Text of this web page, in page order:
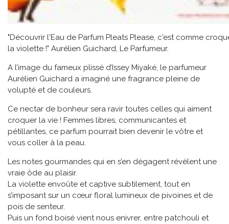
"Découvrir l'Eau de Parfum Pleats Please, c'est comme
la violette !" Aurélien Guichard, Le Parfumeur.
A l’image du fameux plissé d’Issey Miyaké, le parfumeur
Aurélien Guichard a imaginé une fragrance pleine de
volupté et de couleurs.
Ce nectar de bonheur sera ravir toutes celles qui aiment
croquer la vie ! Femmes libres, communicantes et
pétillantes, ce parfum pourrait bien devenir le vôtre et
vous coller à la peau.
Les notes gourmandes qui en s’en dégagent révèlent une
vraie ôde au plaisir.
La violette envoûte et captive subtilement, tout en
s’imposant sur un cœur floral lumineux de pivoines et de
pois de senteur.
Puis un fond boisé vient nous enivrer, entre patchouli et